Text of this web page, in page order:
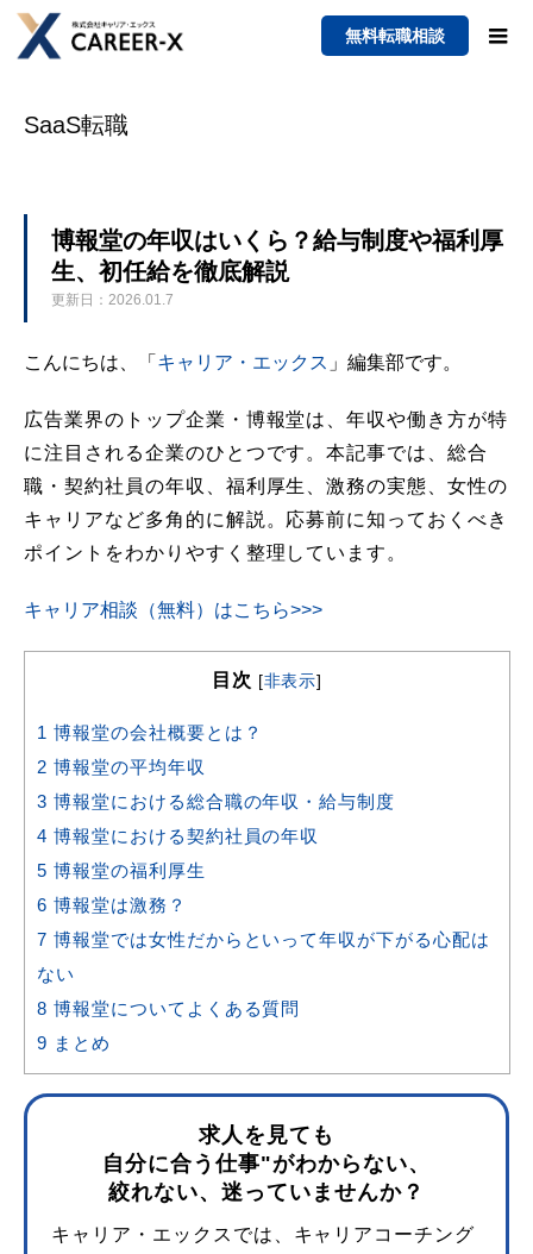
無料転職相談
SaaS転職
博報堂の年収はいくら？給与制度や福利厚
生、初任給を徹底解説
更新日：2026.01.7
こんにちは、「 キャリア・エックス 」編集部です。
広告業界のトップ企業・博報堂は、年収や働き方が特
に注目される企業のひとつです。本記事では、総合
職・契約社員の年収、福利厚生、激務の実態、女性の
キャリアなど多角的に解説。応募前に知っておくべき
ポイントをわかりやすく整理しています。
キャリア相談（無料）はこちら>>>
目次 [非表示]
1 博報堂の会社概要とは？
2 博報堂の平均年収
3 博報堂における総合職の年収・給与制度
4 博報堂における契約社員の年収
5 博報堂の福利厚生
6 博報堂は激務？
7 博報堂では女性だからといって年収が下がる心配は
ない
8 博報堂についてよくある質問
9 まとめ
求人を見ても
自分に合う仕事"がわからない、
絞れない、迷っていませんか？
キャリア・エックスでは、キャリアコーチング